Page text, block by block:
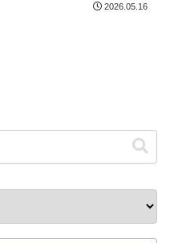
2026.05.16